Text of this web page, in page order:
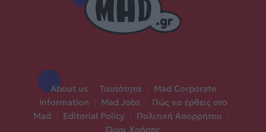
About us Ταυτότητα
Mad Corporate
Information
Mad Jobs
Πώς να έρθεις στο
Mad
Editorial Policy Πολιτική Απορρήτου
Όροι Χρήσης